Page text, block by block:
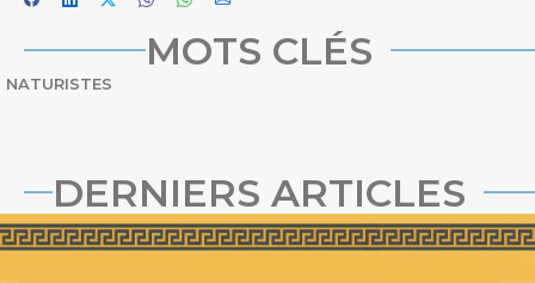
MOTS CLÉS
NATURISTES
DERNIERS ARTICLES